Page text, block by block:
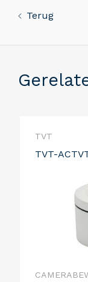
Terug
TVT
TVT-